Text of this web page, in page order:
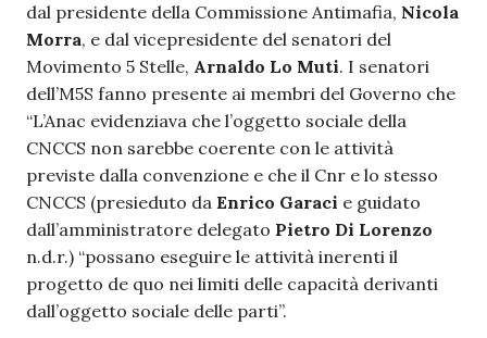
dal presidente della Commissione Antimafia, Nicola
Morra, e dal vicepresidente del senatori del
Movimento 5 Stelle, Arnaldo Lo Muti. I senatori
dell’M5S fanno presente ai membri del Governo che
“L’Anac evidenziava che l’oggetto sociale della
CNCCS non sarebbe coerente con le attività
previste dalla convenzione e che il Cnr e lo stesso
CNCCS (presieduto da Enrico Garaci e guidato
dall’amministratore delegato Pietro Di Lorenzo
n.d.r.) “possano eseguire le attività inerenti il
progetto de quo nei limiti delle capacità derivanti
dall’oggetto sociale delle parti”.